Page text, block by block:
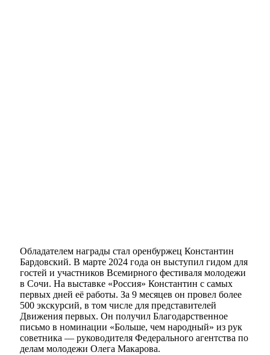
Обладателем награды стал оренбуржец Константин
Бардовский. В марте 2024 года он выступил гидом для
гостей и участников Всемирного фестиваля молодежи
в Сочи. На выставке «Россия» Константин с самых
первых дней её работы. За 9 месяцев он провел более
500 экскурсий, в том числе для представителей
Движения первых. Он получил Благодарственное
письмо в номинации «Больше, чем народный» из рук
советника — руководителя Федерального агентства по
делам молодежи Олега Макарова.